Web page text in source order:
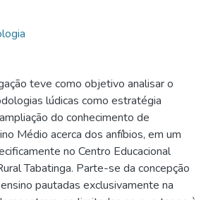
teve como objetivo analisar o
lúdicas como estratégia
do conhecimento de
Médio acerca dos anfíbios, em um
no Centro Educacional
Tabatinga. Parte-se da concepção
pautadas exclusivamente na